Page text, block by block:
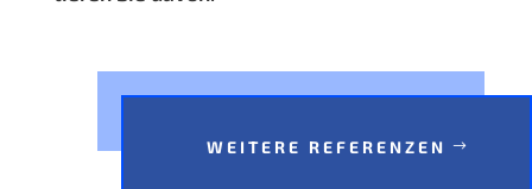
WEI­TE­RE REFERENZEN